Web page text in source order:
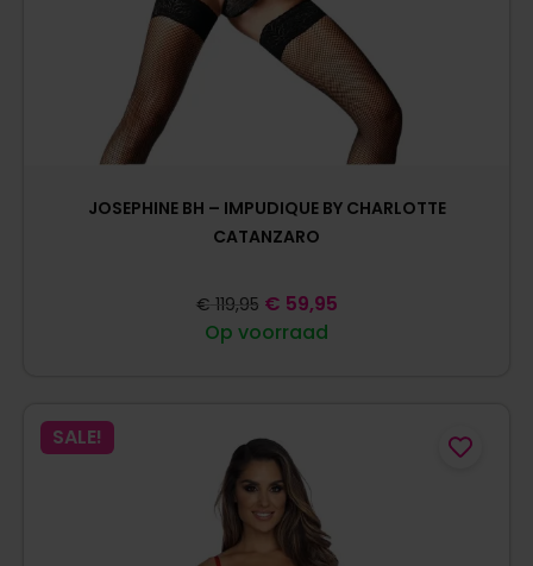
JOSEPHINE BH – IMPUDIQUE BY CHARLOTTE
CATANZARO
Op voorraad
€ 119,95 € 59,95
SALE!